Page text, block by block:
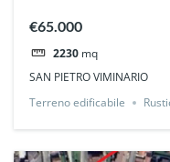
€65.000
2230 mq
SAN PIETRO VIMINARIO
Terreno edificabile